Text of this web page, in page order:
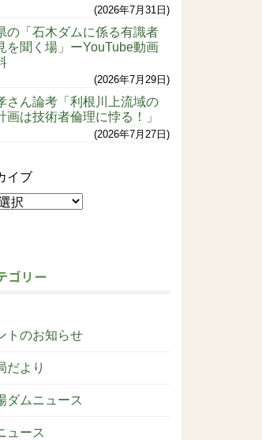
2026年7月31日
の「石木ダムに係る有識者
を聞く場」ーYouTube動画
2026年7月29日
さん論考「利根川上流域の
画は技術者倫理に悖る！」
2026年7月27日
イブ
ゴリー
トのお知らせ
だより
ダムニュース
ュース